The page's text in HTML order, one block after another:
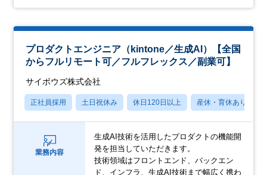
プロダクトエンジニア（kintone／生成AI）【全国
からフルリモート可／フルフレックス／副業可】
サイボウズ株式会社
正社員採用 土日祝休み 休日120日以上 産休・育休あり
業務内容
生成AI技術を活用したプロダクトの機能開
発を担当していただきます。
技術領域はフロントエンド、バックエン
ド、インフラ、生成AI技術まで幅広く携わ